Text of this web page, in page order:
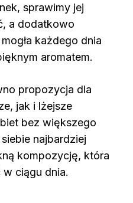
sprawimy jej
a dodatkowo
każdego dnia
aromatem.
propozycja dla
jak i lżejsze
bez większego
najbardziej
kompozycję, która
ciągu dnia.